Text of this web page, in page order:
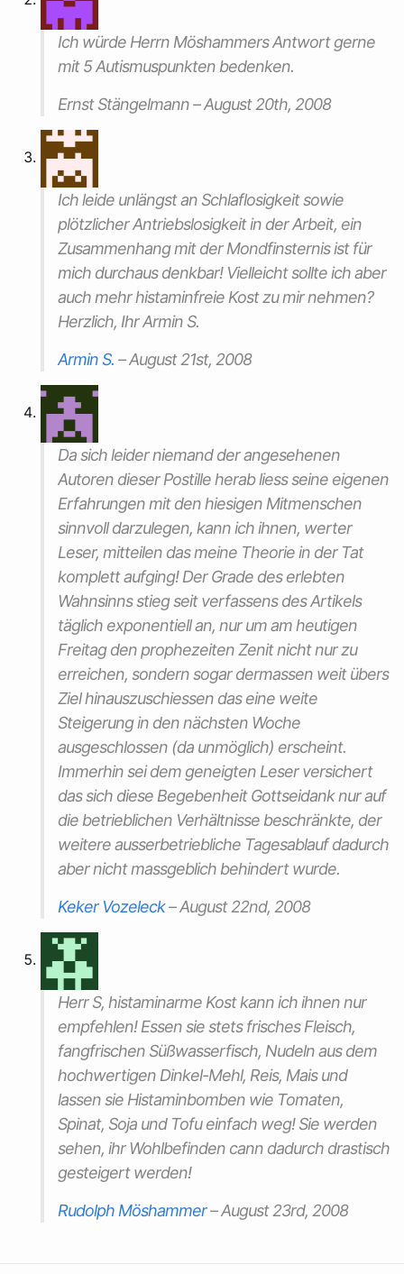
Ich würde Herrn Möshammers Antwort gerne
mit 5 Autismuspunkten bedenken.
Ernst Stängelmann –August 20th, 2008
Ich leide unlängst an Schlaflosigkeit sowie
plötzlicher Antriebslosigkeit in der Arbeit, ein
Zusammenhang mit der Mondfinsternis ist für
mich durchaus denkbar! Vielleicht sollte ich aber
auch mehr histaminfreie Kost zu mir nehmen?
Herzlich, Ihr Armin S.
Armin S. –August 21st, 2008
Da sich leider niemand der angesehenen
Autoren dieser Postille herab liess seine eigenen
Erfahrungen mit den hiesigen Mitmenschen
sinnvoll darzulegen, kann ich ihnen, werter
Leser, mitteilen das meine Theorie in der Tat
komplett aufging! Der Grade des erlebten
Wahnsinns stieg seit verfassens des Artikels
täglich exponentiell an, nur um am heutigen
Freitag den prophezeiten Zenit nicht nur zu
erreichen, sondern sogar dermassen weit übers
Ziel hinauszuschiessen das eine weite
Steigerung in den nächsten Woche
ausgeschlossen (da unmöglich) erscheint.
Immerhin sei dem geneigten Leser versichert
das sich diese Begebenheit Gottseidank nur auf
die betrieblichen Verhältnisse beschränkte, der
weitere ausserbetriebliche Tagesablauf dadurch
aber nicht massgeblich behindert wurde.
Keker Vozeleck–August 22nd, 2008
Herr S, histaminarme Kost kann ich ihnen nur
empfehlen! Essen sie stets frisches Fleisch,
fangfrischen Süßwasserfisch, Nudeln aus dem
hochwertigen Dinkel-Mehl, Reis, Mais und
lassen sie Histaminbomben wie Tomaten,
Spinat, Soja und Tofu einfach weg! Sie werden
sehen, ihr Wohlbefinden cann dadurch drastisch
gesteigert werden!
Rudolph Möshammer–August 23rd, 2008